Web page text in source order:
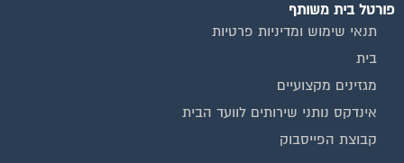
פורטל בית משותף
תנאי שימוש ומדיניות פרטיות
בית
מגזינים מקצועיים
אינדקס נותני שירותים לוועד הבית
קבוצת הפייסבוק